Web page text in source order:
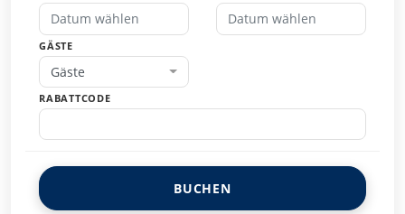
GÄSTE
Gäste
RABATTCODE
BUCHEN